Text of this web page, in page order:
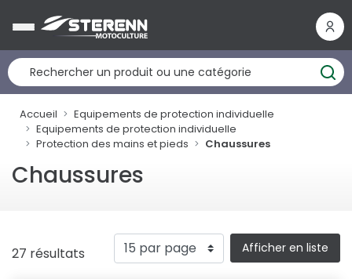
Accueil
Equipements de protection individuelle
Equipements de protection individuelle
Protection des mains et pieds
Chaussures
Chaussures
27 résultats Afficher en liste